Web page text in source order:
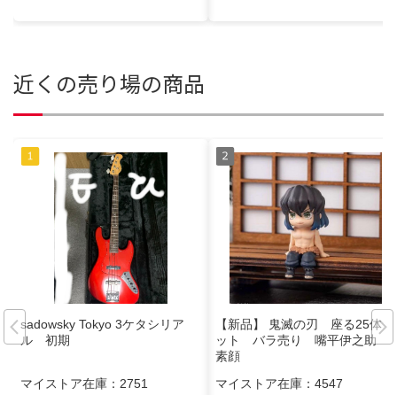
近くの売り場の商品
sadowsky Tokyo 3ケタシリア
ル 初期
マイストア在庫： 2751
【新品】 鬼滅の刃 座る25体セ
ット バラ売り 嘴平伊之助
素顔
マイストア在庫： 4547